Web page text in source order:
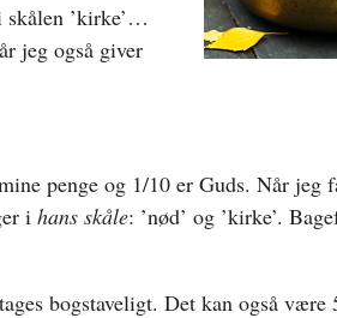
’kirke’…
jeg også giver
penge og 1/10 er Guds. Når jeg
i hans skåle: ’nød’ og ’kirke’.
bogstaveligt. Det kan også være